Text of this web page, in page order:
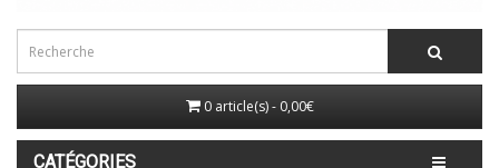
0 article(s) - 0,00€
CATÉGORIES